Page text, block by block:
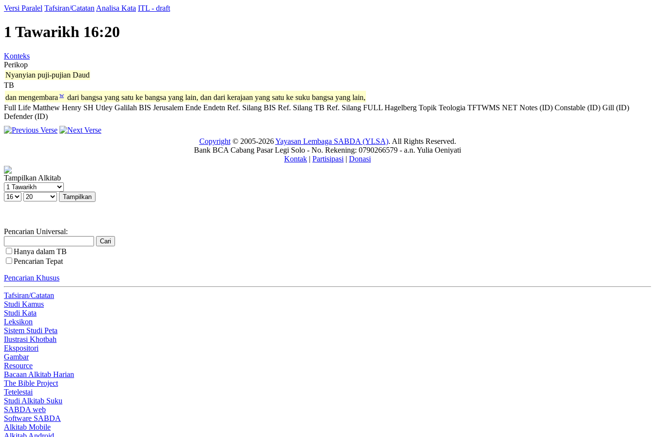
Versi Paralel Tafsiran/Catatan Analisa Kata ITL - draft
1 Tawarikh 16:20
Konteks
Perikop
Nyanyian puji-pujian Daud
TB
dan mengembara w dari bangsa yang satu ke bangsa yang lain, dan dari kerajaan yang satu ke suku bangsa yang lain,
Full Life Matthew Henry SH Utley Galilah BIS Jerusalem Ende Endetn Ref. Silang BIS Ref. Silang TB Ref. Silang FULL Hagelberg Topik Teologia TFTWMS NET Notes (ID) Constable (ID) Gill (ID)
Defender (ID)
Copyright© 2005-2026Yayasan Lembaga SABDA (YLSA). All Rights Reserved.
Bank BCA Cabang Pasar Legi Solo - No. Rekening: 0790266579 - a.n. Yulia Oeniyati
Kontak | Partisipasi | Donasi
Tampilkan Alkitab
Pencarian Universal:
Hanya dalam TB
Pencarian Tepat
Pencarian Khusus
Tafsiran/Catatan
Studi Kamus
Studi Kata
Leksikon
Sistem Studi Peta
Ilustrasi Khotbah
Ekspositori
Gambar
Resource
Bacaan Alkitab Harian
The Bible Project
Tetelestai
Studi Alkitab Suku
SABDA web
Software SABDA
Alkitab Mobile